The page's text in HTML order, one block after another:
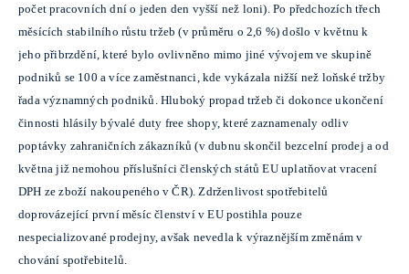
počet pracovních dní o jeden den vyšší než loni). Po předchozích třech
měsících stabilního růstu tržeb (v průměru o 2,6 %) došlo v květnu k
jeho přibrzdění, které bylo ovlivněno mimo jiné vývojem ve skupině
podniků se 100 a více zaměstnanci, kde vykázala nižší než loňské tržby
řada významných podniků. Hluboký propad tržeb či dokonce ukončení
činnosti hlásily bývalé duty free shopy, které zaznamenaly odliv
poptávky zahraničních zákazníků (v dubnu skončil bezcelní prodej a od
května již nemohou příslušníci členských států EU uplatňovat vracení
DPH ze zboží nakoupeného v ČR). Zdrženlivost spotřebitelů
doprovázející první měsíc členství v EU postihla pouze
nespecializované prodejny, avšak nevedla k výraznějším změnám v
chování spotřebitelů.